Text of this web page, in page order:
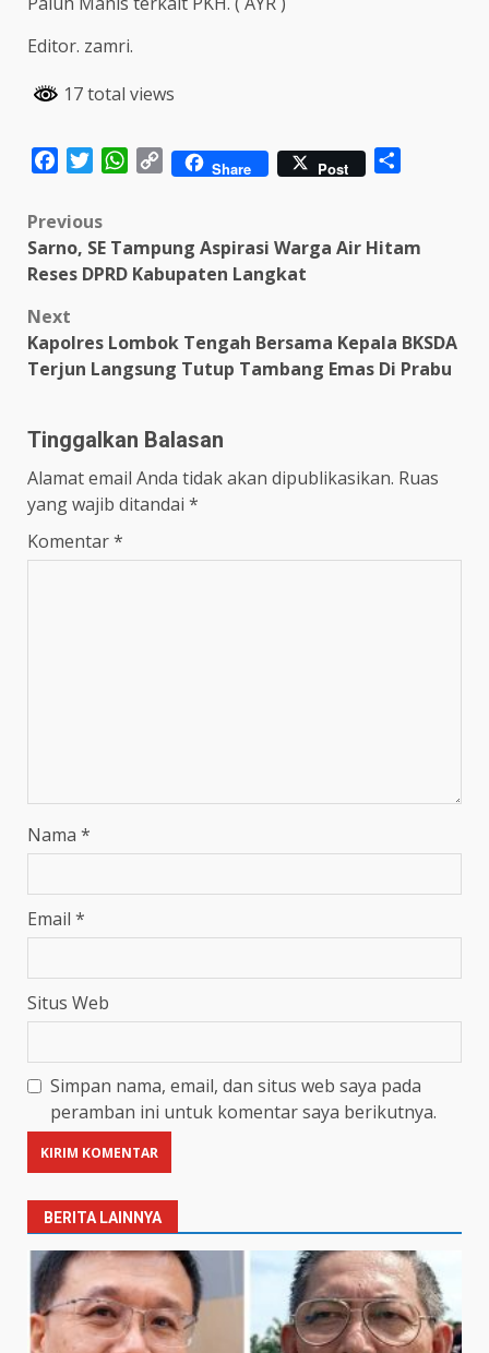
Editor. zamri.
17 total views
FacebookTwitterWhatsApp
Copy Share Post
Post
navigation
Previous
Sarno, SE Tampung Aspirasi Warga Air Hitam
Reses DPRD Kabupaten Langkat
Next
Kapolres Lombok Tengah Bersama Kepala BKSDA
Terjun Langsung Tutup Tambang Emas Di Prabu
Tinggalkan Balasan
Alamat email Anda tidak akan dipublikasikan. Ruas
yang wajib ditandai *
Komentar*
Nama *
Email *
Situs Web
Simpan nama, email, dan situs web saya pada
peramban ini untuk komentar saya berikutnya.
BERITA LAINNYA